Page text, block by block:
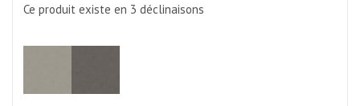
Ce produit existe en 3 déclinaisons